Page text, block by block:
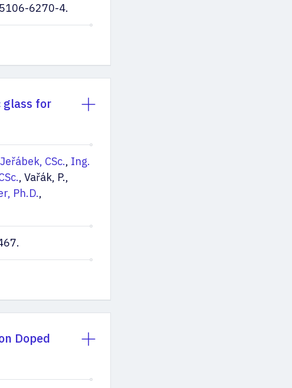
6270-4.
glass for
CSc., Ing.
, Vařák, P.,
Ph.D.,
Doped